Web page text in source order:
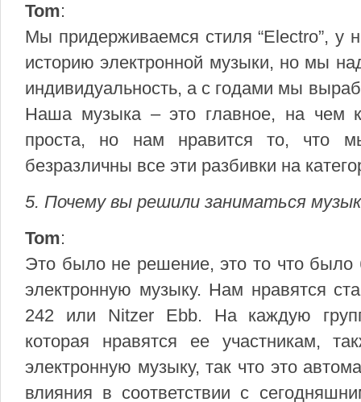
Tom:
Мы придерживаемся стиля “Electro”, у
историю электронной музыки, но мы
индивидуальность, а с годами мы
Наша музыка – это главное, на чем
проста, но нам нравится то,
безразличны все эти разбивки на
5. Почему вы решили заниматься
Tom:
Это было не решение, это то что было
электронную музыку. Нам нравятся
242 или Nitzer Ebb. На каждую
которая нравятся ее участникам,
электронную музыку, так что это
влияния в соответствии с